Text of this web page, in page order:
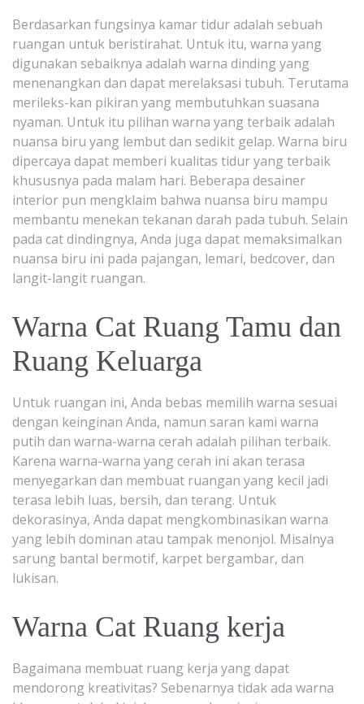
Berdasarkan fungsinya kamar tidur adalah sebuah
ruangan untuk beristirahat. Untuk itu, warna yang
digunakan sebaiknya adalah warna dinding yang
menenangkan dan dapat merelaksasi tubuh. Terutama
merileks-kan pikiran yang membutuhkan suasana
nyaman. Untuk itu pilihan warna yang terbaik adalah
nuansa biru yang lembut dan sedikit gelap. Warna biru
dipercaya dapat memberi kualitas tidur yang terbaik
khususnya pada malam hari. Beberapa desainer
interior pun mengklaim bahwa nuansa biru mampu
membantu menekan tekanan darah pada tubuh. Selain
pada cat dindingnya, Anda juga dapat memaksimalkan
nuansa biru ini pada pajangan, lemari, bedcover, dan
langit-langit ruangan.
Warna Cat Ruang Tamu dan
Ruang Keluarga
Untuk ruangan ini, Anda bebas memilih warna sesuai
dengan keinginan Anda, namun saran kami warna
putih dan warna-warna cerah adalah pilihan terbaik.
Karena warna-warna yang cerah ini akan terasa
menyegarkan dan membuat ruangan yang kecil jadi
terasa lebih luas, bersih, dan terang. Untuk
dekorasinya, Anda dapat mengkombinasikan warna
yang lebih dominan atau tampak menonjol. Misalnya
sarung bantal bermotif, karpet bergambar, dan
lukisan.
Warna Cat Ruang kerja
Bagaimana membuat ruang kerja yang dapat
mendorong kreativitas? Sebenarnya tidak ada warna